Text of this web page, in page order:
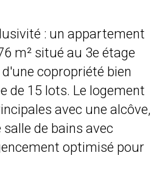
: un appartement
m² situé au 3e étage
copropriété bien
de 15 lots. Le logement
avec une alcôve,
de bains avec
optimisé pour